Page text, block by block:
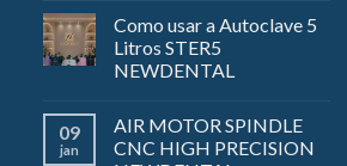
Como usar a Autoclave 5
Litros STER5
NEWDENTAL
09
jan
AIR MOTOR SPINDLE
CNC HIGH PRECISION